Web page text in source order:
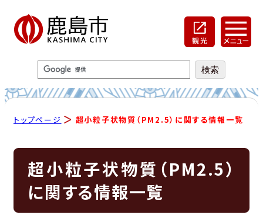
トップページ 超小粒子状物質（PM2.5）に関する情報一覧
超小粒子状物質（PM2.5）
に関する情報一覧